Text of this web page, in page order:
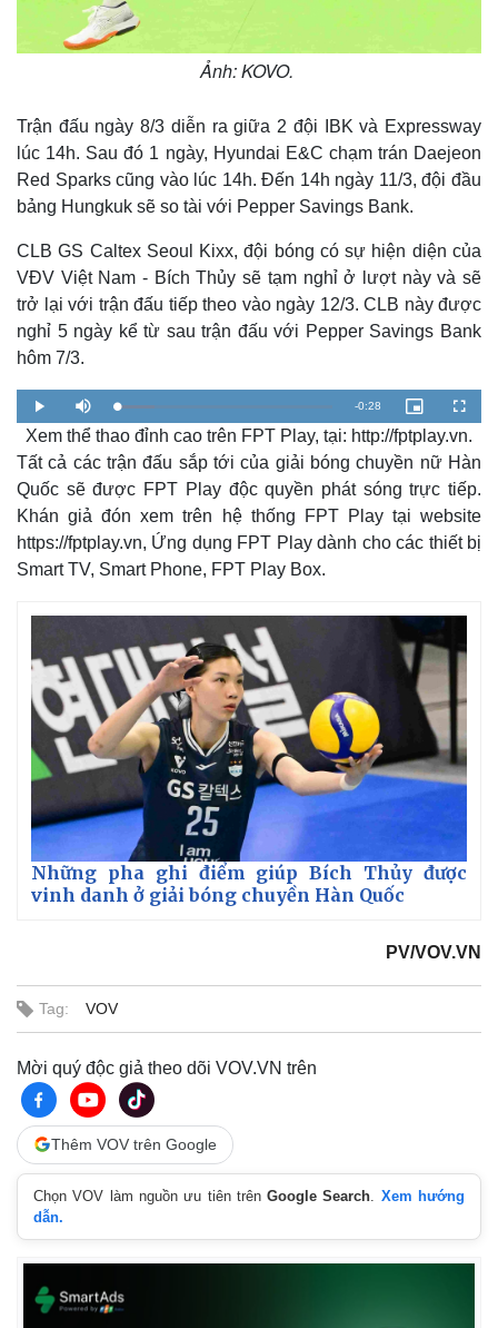
Thế giới
Hồ sơ
Multimedia
Ảnh
E-Magazine
Infographic
Ảnh: KOVO.
Trận đấu ngày 8/3 diễn ra giữa 2 đội IBK và Expressway
lúc 14h. Sau đó 1 ngày, Hyundai E&C chạm trán Daejeon
Red Sparks cũng vào lúc 14h. Đến 14h ngày 11/3, đội đầu
bảng Hungkuk sẽ so tài với Pepper Savings Bank.
CLB GS Caltex Seoul Kixx, đội bóng có sự hiện diện của
VĐV Việt Nam - Bích Thủy sẽ tạm nghỉ ở lượt này và sẽ
trở lại với trận đấu tiếp theo vào ngày 12/3. CLB này được
nghỉ 5 ngày kể từ sau trận đấu với Pepper Savings Bank
hôm 7/3.
P
l
a
y
M
u
t
e
L
o
a
d
1
5
%
R
m
i
T
m
e
-0:28
P
i
c
t
-
n
i
F
u
l
l
s
c
e
n
Xem thể thao đỉnh cao trên FPT Play, tại: http://fptplay.vn.
Tất cả các trận đấu sắp tới của giải bóng chuyền nữ Hàn
Quốc sẽ được FPT Play độc quyền phát sóng trực tiếp.
Khán giả đón xem trên hệ thống FPT Play tại website
https://fptplay.vn, Ứng dụng FPT Play dành cho các thiết bị
Smart TV, Smart Phone, FPT Play Box.
Những pha ghi điểm giúp Bích Thủy được
vinh danh ở giải bóng chuyền Hàn Quốc
PV/VOV.VN
Tag: VOV
Mời quý độc giả theo dõi VOV.VN trên
Thêm VOV trên Google
Chọn VOV làm nguồn ưu tiên trênGoogle Search
Xem hướng
dẫn.